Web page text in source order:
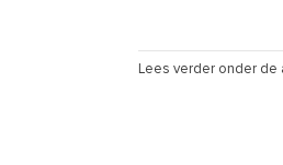
Lees verder onder de